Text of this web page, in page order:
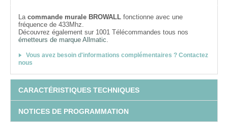
La commande murale BROWALL fonctionne avec une
fréquence de 433Mhz.
Découvrez également sur 1001 Télécommandes tous nos
émetteurs de marque Allmatic.
Vous avez besoin d'informations complémentaires ? Contactez
nous
CARACTÉRISTIQUES TECHNIQUES
NOTICES DE PROGRAMMATION